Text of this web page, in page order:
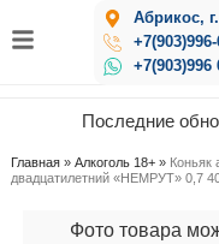
Абрикос,
+7(903)996
Последние
Главная» Алкоголь 18+» Коньяк
двадцатилетний «НЕМРУТ» 0,7
Фото товара